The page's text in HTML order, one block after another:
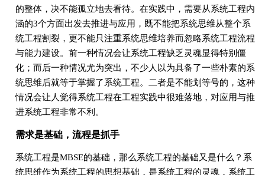
的整体，决不能孤立地去看待。在实践中，需要从系统工程内
涵的3个方面出发去推进与应用，既不能把系统思维从整个系
统工程割裂，更不能只注重系统思维培养而忽略系统工程流程
与能力建设。前一种情况会让系统工程缺乏灵魂显得特别僵
化；而后一种情况尤为突出，不少人以为具备了一些朴素的系
统思维后就等于掌握了系统工程。二者是不能划等号的，这种
情况会让人觉得系统工程在工程实践中很难落地，对应用与推
进系统工程非常不利。
需求是基础，流程是抓手
系统工程是MBSE的基础，那么系统工程的基础又是什么？系
统思维作为系统工程的思想基础，是系统工程的灵魂，系统工